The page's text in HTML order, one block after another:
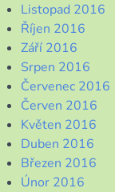
Listopad 2016
Říjen 2016
Září 2016
Srpen 2016
Červenec 2016
Červen 2016
Květen 2016
Duben 2016
Březen 2016
Únor 2016